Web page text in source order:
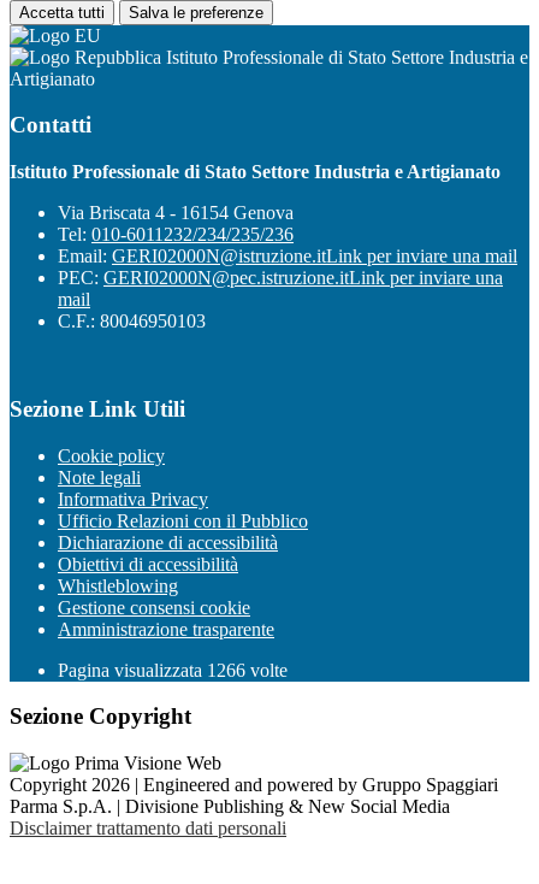
Accetta tutti Salva le preferenze
Istituto Professionale di Stato Settore Industria e
Artigianato
Contatti
Istituto Professionale di Stato Settore Industria e Artigianato
Via Briscata 4 - 16154 Genova
Tel: 010-6011232/234/235/236
Email: GERI02000N@istruzione.itLink per inviare una mail
PEC: GERI02000N@pec.istruzione.itLink per inviare una
mail
C.F.: 80046950103
Sezione Link Utili
Cookie policy
Note legali
Informativa Privacy
Ufficio Relazioni con il Pubblico
Dichiarazione di accessibilità
Obiettivi di accessibilità
Whistleblowing
Gestione consensi cookie
Amministrazione trasparente
Pagina visualizzata 1266 volte
Sezione Copyright
Copyright 2026 | Engineered and powered by Gruppo Spaggiari
Parma S.p.A. | Divisione Publishing & New Social Media
Disclaimer trattamento dati personali